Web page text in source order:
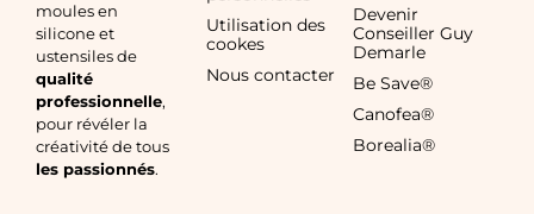
moules en
silicone et
ustensiles de
qualité
professionnelle,
pour révéler la
créativité de tous
les passionnés.
Utilisation des
cookes
Nous contacter
Devenir
Conseiller Guy
Demarle
Be Save®
Canofea®
Borealia®